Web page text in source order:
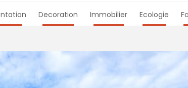
Decoration Immobilier Ecologie